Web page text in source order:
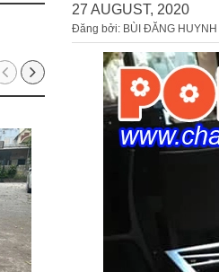
27 AUGUST, 2020
Đăng bởi: BÙI ĐĂNG HUYNH